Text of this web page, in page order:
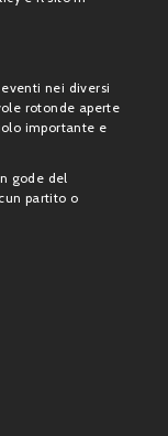
nei diversi
rotonde aperte
importante e
gode del
partito o